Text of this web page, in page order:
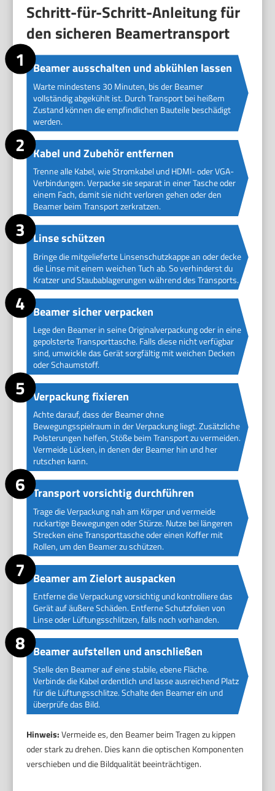
Schritt-für-Schritt-Anleitung für
den sicheren Beamertransport
Beamer ausschalten und abkühlen lassen
Warte mindestens 30 Minuten, bis der Beamer
vollständig abgekühlt ist. Durch Transport bei heißem
Zustand können die empfindlichen Bauteile beschädigt
werden.
Kabel und Zubehör entfernen
Trenne alle Kabel, wie Stromkabel und HDMI- oder VGA-
Verbindungen. Verpacke sie separat in einer Tasche oder
einem Fach, damit sie nicht verloren gehen oder den
Beamer beim Transport zerkratzen.
Linse schützen
Bringe die mitgelieferte Linsenschutzkappe an oder decke
die Linse mit einem weichen Tuch ab. So verhinderst du
Kratzer und Staubablagerungen während des Transports.
Beamer sicher verpacken
Lege den Beamer in seine Originalverpackung oder in eine
gepolsterte Transporttasche. Falls diese nicht verfügbar
sind, umwickle das Gerät sorgfältig mit weichen Decken
oder Schaumstoff.
Verpackung fixieren
Achte darauf, dass der Beamer ohne
Bewegungsspielraum in der Verpackung liegt. Zusätzliche
Polsterungen helfen, Stöße beim Transport zu vermeiden.
Vermeide Lücken, in denen der Beamer hin und her
rutschen kann.
Transport vorsichtig durchführen
Trage die Verpackung nah am Körper und vermeide
ruckartige Bewegungen oder Stürze. Nutze bei längeren
Strecken eine Transporttasche oder einen Koffer mit
Rollen, um den Beamer zu schützen.
Beamer am Zielort auspacken
Entferne die Verpackung vorsichtig und kontrolliere das
Gerät auf äußere Schäden. Entferne Schutzfolien von
Linse oder Lüftungsschlitzen, falls noch vorhanden.
Beamer aufstellen und anschließen
Stelle den Beamer auf eine stabile, ebene Fläche.
Verbinde die Kabel ordentlich und lasse ausreichend Platz
für die Lüftungsschlitze. Schalte den Beamer ein und
überprüfe das Bild.
Hinweis:Vermeide es, den Beamer beim Tragen zu kippen
oder stark zu drehen. Dies kann die optischen Komponenten
verschieben und die Bildqualität beeinträchtigen.